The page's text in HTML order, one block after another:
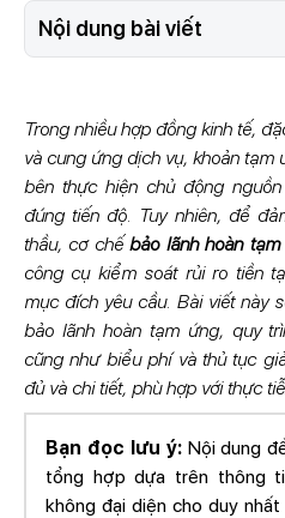
Nội dung bài viết
Trong nhiều hợp đồng kinh tế,
và cung ứng dịch vụ, khoản tạm
bên thực hiện chủ động
đúng tiến độ. Tuy nhiên, để
thầu, cơ chếbảo lãnh hoàn
công cụ kiểm soát rủi ro tiền
mục đích yêu cầu. Bài viết này
bảo lãnh hoàn tạm ứng, quy
cũng như biểu phí và thủ tục
đủ và chi tiết, phù hợp với thực
Bạn đọc lưu ý:Nội dung
tổng hợp dựa trên thông
không đại diện cho duy